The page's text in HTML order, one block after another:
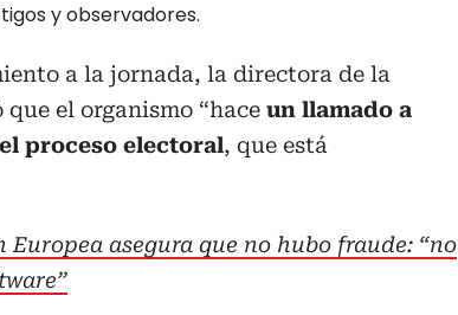
y observadores.
a la jornada, la directora de la
el organismo “hace un llamado a
proceso electoral, que está
asegura que no hubo fraude: “no